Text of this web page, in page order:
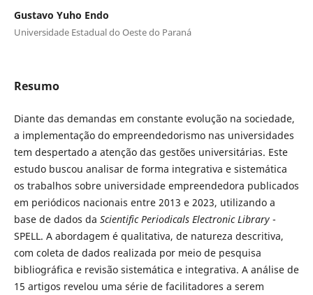
Gustavo Yuho Endo
Universidade Estadual do Oeste do Paraná
Resumo
Diante das demandas em constante evolução na sociedade,
a implementação do empreendedorismo nas universidades
tem despertado a atenção das gestões universitárias. Este
estudo buscou analisar de forma integrativa e sistemática
os trabalhos sobre universidade empreendedora publicados
em periódicos nacionais entre 2013 e 2023, utilizando a
base de dados da Scientific Periodicals Electronic Library-
SPELL. A abordagem é qualitativa, de natureza descritiva,
com coleta de dados realizada por meio de pesquisa
bibliográfica e revisão sistemática e integrativa. A análise de
15 artigos revelou uma série de facilitadores a serem